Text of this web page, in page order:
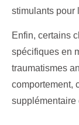
stimulants pour
Enfin, certains
spécifiques en
traumatismes
comportement,
supplémentaire